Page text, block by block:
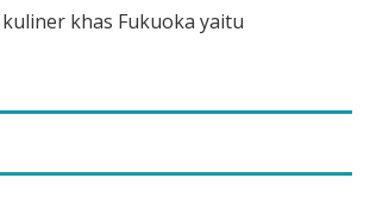
khas Fukuoka yaitu